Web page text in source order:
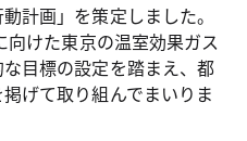
計画」を策定しました。
けた東京の温室効果ガス
目標の設定を踏まえ、都
げて取り組んでまいりま